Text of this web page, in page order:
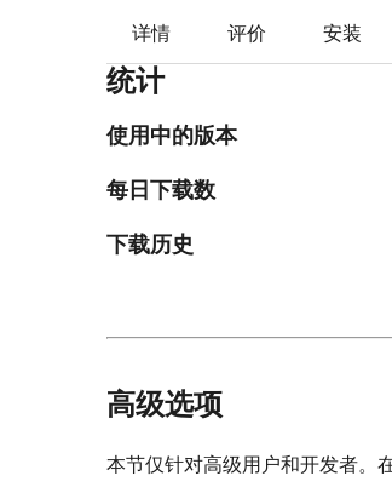
详情 评价 安装
统计
使用中的版本
每日下载数
下载历史
高级选项
本节仅针对高级用户和开发者。